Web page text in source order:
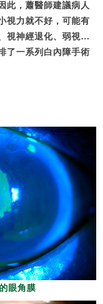
此，蕭醫師建議病人
視力就不好，可能有
視神經退化、弱視…
了一系列白內障手術
眼角膜